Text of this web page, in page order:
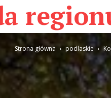
Strona główna podlaskie